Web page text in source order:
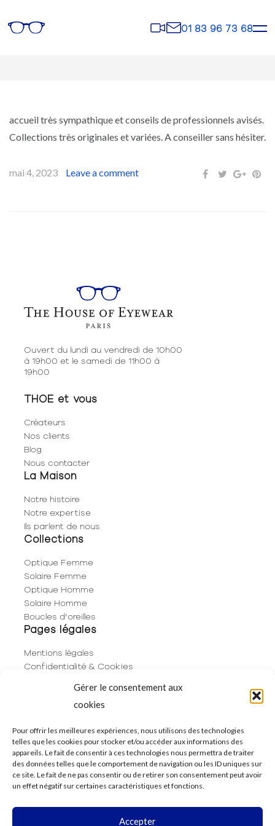
Gérer le consentement aux
cookies
Pour offrir les meilleures expériences, nous utilisons des technologies
telles que les cookies pour stocker et/ou accéder aux informations des
appareils. Le fait de consentir à ces technologies nous permettra de traiter
des données telles que le comportement de navigation ou les ID uniques sur
ce site. Le fait de ne pas consentir ou de retirer son consentement peut avoir
un effet négatif sur certaines caractéristiques et fonctions.
Accepter
Rendez-
vous
Contact
01 83 96 73 68
accueil très sympathique et conseils de professionnels avisés.
Collections très originales et variées. A conseiller sans hésiter.
mai 4, 2023 Leave a comment
Ouvert du lundi au vendredi de 10h00
à 19h00 et le samedi de 11h00 à
19h00
THOE et vous
Créateurs
Nos clients
Blog
Nous contacter
La Maison
Notre histoire
Notre expertise
Ils parlent de nous
Collections
Optique Femme
Solaire Femme
Optique Homme
Solaire Homme
Boucles d’oreilles
Pages légales
Mentions légales
Confidentialité & Cookies
Politique de cookies (UE)
06 29 53 66 63
01 83 96 73 68
250 Rue de Rivoli
75001 Paris